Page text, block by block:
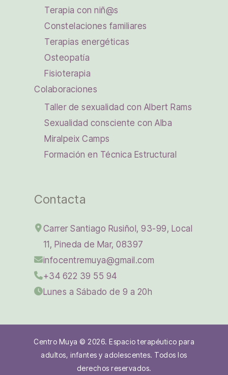
Terapia con niñ@s
Constelaciones familiares
Terapias energéticas
Osteopatía
Fisioterapia
Colaboraciones
Taller de sexualidad con Albert Rams
Sexualidad consciente con Alba
Miralpeix Camps
Formación en Técnica Estructural
Contacta
Carrer Santiago Rusiñol, 93-99, Local
11, Pineda de Mar, 08397
infocentremuya@gmail.com
+34 622 39 55 94
Lunes a Sábado de 9 a 20h
Centro Muya © 2026. Espacio terapéutico para
adultos, infantes y adolescentes. Todos los
derechos reservados.